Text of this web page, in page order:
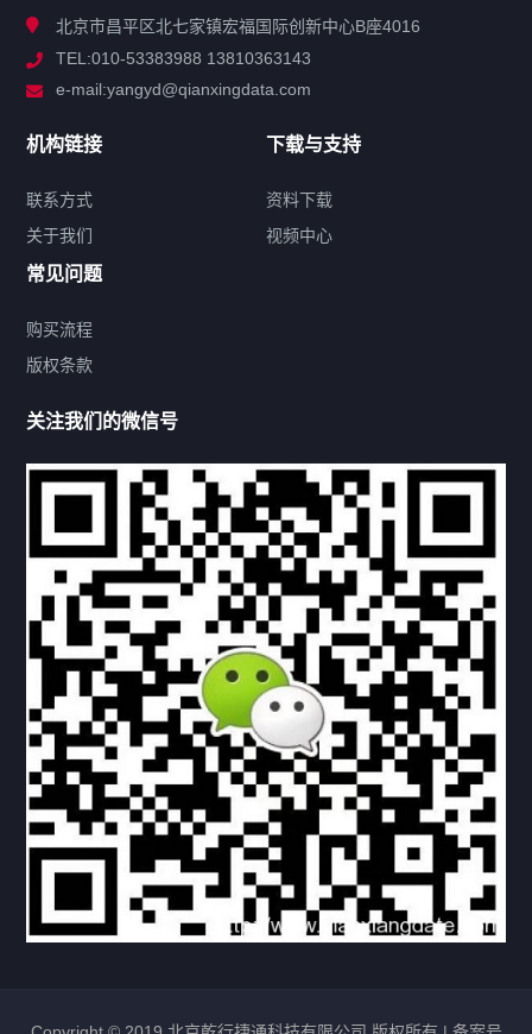
解决方案
联系方式
热门标签
机构链接
联系方式 关于我们
下载与支持
资料下载 视频中心
常见问题
购买流程 版权条款
北京乾行捷通荣获阿里巴巴国际站多项年度荣誉，持续引
领ICT与AI行业发展
2025/12/22 529 新闻中心 信创服务器国产服务器
北京市昌平区北七家镇宏福国际创新中心B座4016
TEL:010-53383988 13810363143
e-mail:yangyd@qianxingdata.com
机构链接
联系方式
关于我们
下载与支持
资料下载
视频中心
常见问题
购买流程
版权条款
关注我们的微信号